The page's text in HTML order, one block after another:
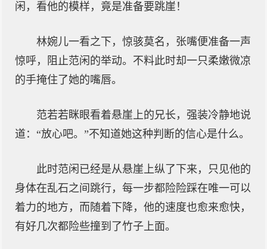
闲，看他的模样，竟是准备要跳崖！
林婉儿一看之下，惊骇莫名，张嘴便准备一声
惊呼，阻止范闲的举动。不料此时却一只柔嫩微凉
的手掩住了她的嘴唇。
范若若眯眼看着悬崖上的兄长，强装冷静地说
道：“放心吧。”不知道她这种判断的信心是什么。
此时范闲已经是从悬崖上纵了下来，只见他的
身体在乱石之间跳行，每一步都险险踩在唯一可以
着力的地方，而随着下降，他的速度也愈来愈快，
有好几次都险些撞到了竹子上面。